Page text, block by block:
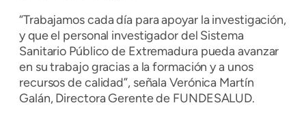
“Trabajamos cada día para apoyar la investigación,
y que el personal investigador del Sistema
Sanitario Público de Extremadura pueda avanzar
en su trabajo gracias a la formación y a unos
recursos de calidad”, señala Verónica Martín
Galán, Directora Gerente de FUNDESALUD.